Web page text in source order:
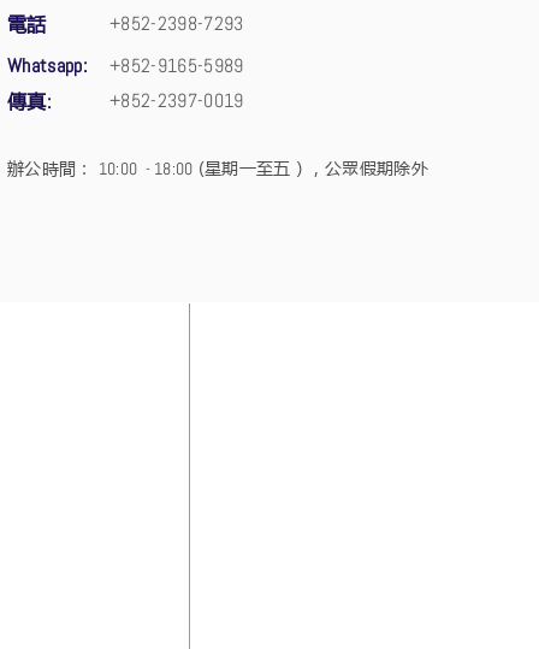
電話
+852-2398-7293
+852-9165-5989
Whatsapp:
傳真: +852-2397-0019
辦公時間： 10:00 - 18:00 (星期一至五），公眾假期除外